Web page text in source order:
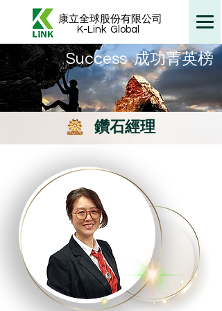
康立全球股份有限公司
K-Link Global
​Success 成功菁英榜
鑽石經理